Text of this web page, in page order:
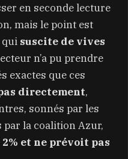
en seconde lecture
mais le point est
qui suscite de vives
n’a pu prendre
exactes que ces
directement,
sonnés par les
par la coalition Azur,
et ne prévoit pas